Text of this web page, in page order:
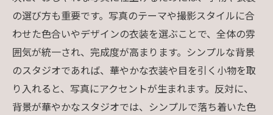
の選び方も重要です。写真のテーマや撮影スタイルに合
わせた色合いやデザインの衣装を選ぶことで、全体の雰
囲気が統一され、完成度が高まります。シンプルな背景
のスタジオであれば、華やかな衣装や目を引く小物を取
り入れると、写真にアクセントが生まれます。反対に、
背景が華やかなスタジオでは、シンプルで落ち着いた色